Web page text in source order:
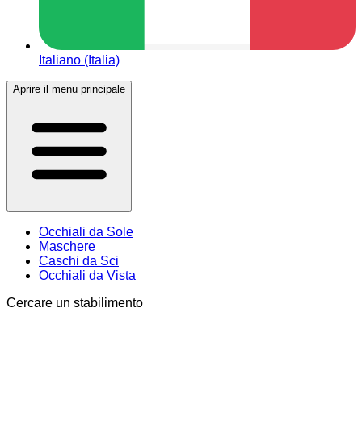
Italiano (Italia)
Aprire il menu principale
Occhiali da Sole
Maschere
Caschi da Sci
Occhiali da Vista
Cercare un stabilimento